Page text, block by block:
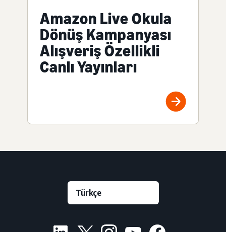
Amazon Live Okula
Dönüş Kampanyası
Alışveriş Özellikli
Canlı Yayınları